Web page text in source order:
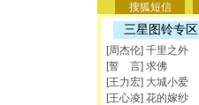
搜狐短信
三星图铃专区
[周杰伦] 千里之外
[誓 言] 求佛
[王力宏] 大城小爱
[王心凌] 花的嫁纱